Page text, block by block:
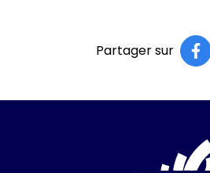
Partager sur